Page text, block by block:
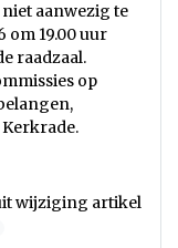
aanwezig te
om 19.00 uur
raadzaal.
op
wijziging artikel